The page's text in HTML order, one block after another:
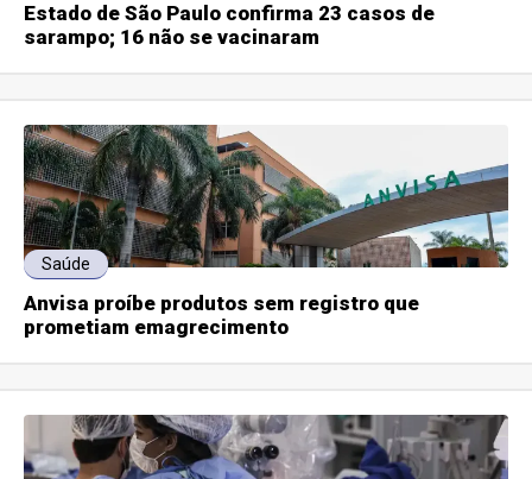
Estado de São Paulo confirma 23 casos de
sarampo; 16 não se vacinaram
Saúde
Anvisa proíbe produtos sem registro que
prometiam emagrecimento